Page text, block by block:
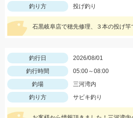
釣り方 投げ釣り
釣行日
2026/08/01
釣行時間
05:00～08:00
釣場
三河湾内
釣り方
サビキ釣り